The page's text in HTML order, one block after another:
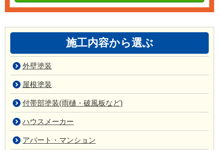
施工内容から選ぶ
外壁塗装
屋根塗装
付帯部塗装(雨樋・破風板など)
ハウスメーカー
アパート・マンション